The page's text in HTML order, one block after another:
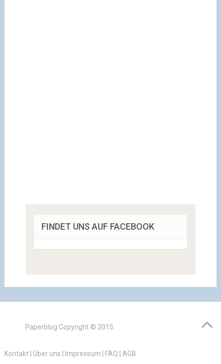
FINDET UNS AUF FACEBOOK
Paperblog Copyright © 2015.
Kontakt| Über uns Impressum FAQ AGB